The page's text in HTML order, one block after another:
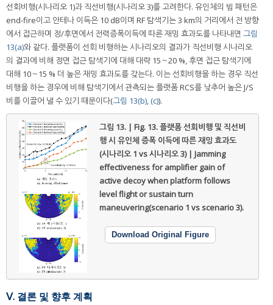
선회비행(시나리오 1)과 직선비행(시나리오 3)를 고려한다. 유인체의 빔 패턴은
end-fire이고 안테나 이득은 10 dB이며 RF 탐색기는 3 km의 거리에서 전 방향
에서 접근하며 정/후면에서 전력증폭이득에 따른 재밍 효과도를 나타내면 그림
13(a)와 같다. 플랫폼이 선회 비행하는 시나리오의 결과가 직선비행 시나리오
의 결과에 비해 정면 접근 탐색기에 대해 대략 15～20 %, 후면 접근 탐색기에
대해 10～15 % 더 높은 재밍 효과도를 갖는다. 이는 선회비행을 하는 경우 직선
비행을 하는 경우에 비해 탐색기에서 관측되는 플랫폼 RCS를 낮추어 높은 J/S
비를 이끌어 낼 수 있기 때문이다(그림 13(b),(c)).
그림 13. | Fig. 13.플랫폼 선회비행 및 직선비
행 시 유인체 증폭 이득에 따른 재밍 효과도
(시나리오 1 vs 시나리오 3) | Jamming
effectiveness for amplifier gain of
active decoy when platform follows
level flight or sustain turn
maneuvering(scenario 1 vs scenario 3).
Download Original Figure
Ⅴ. 결론 및 향후 계획